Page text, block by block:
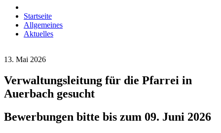
Startseite
Allgemeines
Aktuelles
13. Mai 2026
Verwaltungsleitung für die Pfarrei in
Auerbach gesucht
Bewerbungen bitte bis zum 09. Juni 2026